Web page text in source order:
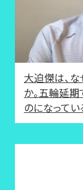
大迫傑は、
か。五輪延
のになってい